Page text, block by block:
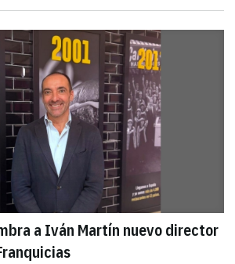
a Iván Martín nuevo director